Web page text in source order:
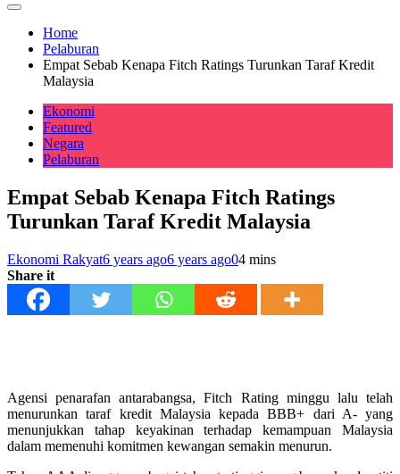
Home
Pelaburan
Empat Sebab Kenapa Fitch Ratings Turunkan Taraf Kredit
Malaysia
Ekonomi
Featured
Negara
Pelaburan
Empat Sebab Kenapa Fitch Ratings
Turunkan Taraf Kredit Malaysia
Ekonomi Rakyat6 years ago6 years ago04 mins
Share it
Agensi penarafan antarabangsa, Fitch Rating minggu lalu telah
menurunkan taraf kredit Malaysia kepada BBB+ dari A- yang
menunjukkan tahap keyakinan terhadap kemampuan Malaysia
dalam memenuhi komitmen kewangan semakin menurun.